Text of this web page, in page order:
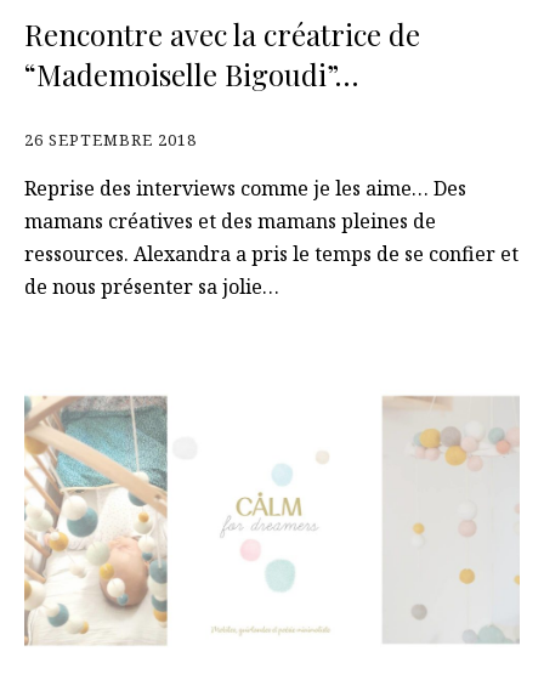
Rencontre avec la créatrice de
“Mademoiselle Bigoudi”…
26 SEPTEMBRE 2018
Reprise des interviews comme je les aime… Des
mamans créatives et des mamans pleines de
ressources. Alexandra a pris le temps de se confier et
de nous présenter sa jolie…